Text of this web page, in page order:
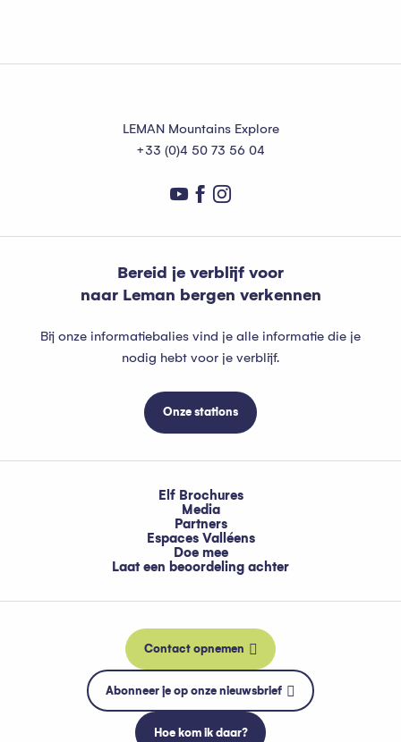
LEMAN Mountains Explore
+33 (0)4 50 73 56 04
Bereid je verblijf voor
naar Leman bergen verkennen
Bij onze informatiebalies vind je alle informatie die je
nodig hebt voor je verblijf.
Onze stations
Elf Brochures
Media
Partners
Espaces Valléens
Doe mee
Laat een beoordeling achter
Contact opnemen
Abonneer je op onze nieuwsbrief
Hoe kom ik daar?